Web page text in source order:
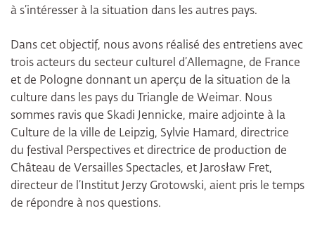
à s’intéresser à la situation dans les autres pays.
Dans cet objectif, nous avons réalisé des entretiens avec
trois acteurs du secteur culturel d’Allemagne, de France
et de Pologne donnant un aperçu de la situation de la
culture dans les pays du Triangle de Weimar. Nous
sommes ravis que Skadi Jennicke, maire adjointe à la
Culture de la ville de Leipzig, Sylvie Hamard, directrice
du festival Perspectives et directrice de production de
Château de Versailles Spectacles, et Jarosław Fret,
directeur de l’Institut Jerzy Grotowski, aient pris le temps
de répondre à nos questions.